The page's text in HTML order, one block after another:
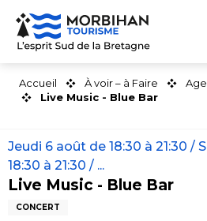
Aller
contenu
Accueil À voir – à Faire
Live Music - Blue Bar
Jeudi 6 août de 18:30 à 21:30 /
18:30 à 21:30 / ...
Live Music - Blue Bar
CONCERT